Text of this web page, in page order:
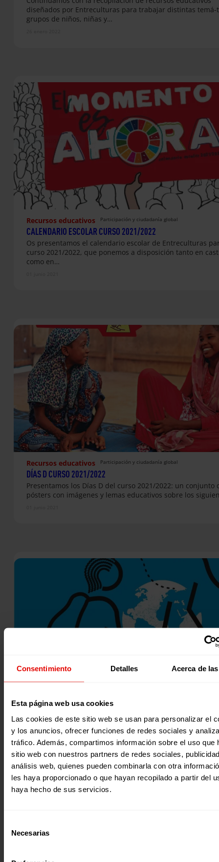
Consentimiento Detalles Acerca de
Esta página web usa cookies
Las cookies de este sitio web se usan para personalizar el
y los anuncios, ofrecer funciones de redes sociales y
tráfico. Además, compartimos información sobre el uso que
sitio web con nuestros partners de redes sociales,
análisis web, quienes pueden combinarla con otra
les haya proporcionado o que hayan recopilado a partir del
haya hecho de sus servicios.
Necesarias
diseñados por Entreculturas para trabajar distintas temá-
grupos de niños, niñas y…
Recursos educativos Participación y ciudadanía global
CALENDARIO ESCOLAR CURSO 2021/2022
Os presentamos el calendario escolar de Entreculturas
curso 2021/2022, que ponemos a disposición tanto en
como en…
Recursos educativos Participación y ciudadanía global
DÍAS D CURSO 2021/2022
Presentamos los Días D del curso 2021/2022: un conjunto
pósters con imágenes y lemas educativos sobre los
UN MUNDO EN MOVIMIENTO
Tras «Un Mundo en Igualdad», llega la segunda
actividades didácticas por temáticas diseñadas por
«Un Mundo en Movimiento»…